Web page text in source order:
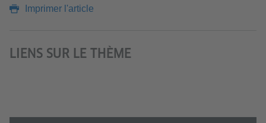
Imprimer l'article
LIENS SUR LE THÈME